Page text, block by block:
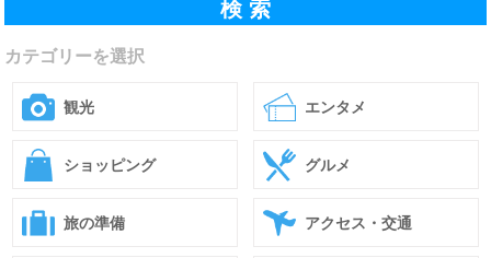
カテゴリーを選択
観光 エンタメ
ショッピング グルメ
旅の準備 アクセス・交通